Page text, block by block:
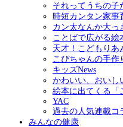
それってうちの子
時短カンタン家事
カン太なんか大っ
ことばで広がる絵
天才！こどもりあ
こぴちゃんの手作
キッズNews
かわいい、おいし
絵本に出てくる「
YAC
過去の人気連載コ
みんなの健康